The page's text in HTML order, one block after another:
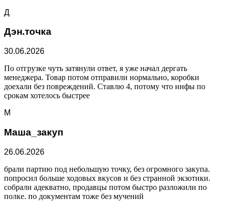
Д
Дэн.точка
30.06.2026
По отгрузке чуть затянули ответ, я уже начал дергать
менеджера. Товар потом отправили нормально, коробки
доехали без повреждений. Ставлю 4, потому что инфы по
срокам хотелось быстрее
М
Маша_закуп
26.06.2026
брали партию под небольшую точку, без огромного закупа.
попросил больше ходовых вкусов и без странной экзотики.
собрали адекватно, продавцы потом быстро разложили по
полке. по документам тоже без мучений